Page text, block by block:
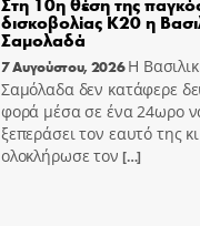
δισκοβολίας Κ20 η
Σαμολαδά
7 Αυγούστου, 2026 Η
Σαμόλαδα δεν κατάφερε
φορά μέσα σε ένα 24ωρο
ξεπεράσει τον εαυτό της
ολοκλήρωσε τον […]